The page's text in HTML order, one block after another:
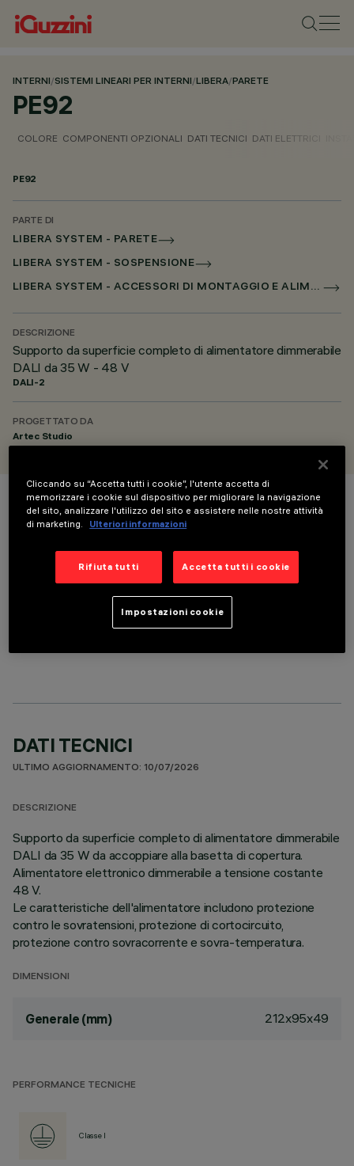
INTERNI/SISTEMI LINEARI PER INTERNI/LIBERA/PARETE
PE92
COLORE COMPONENTI OPZIONALI DATI TECNICI DATI ELETTRICI
PE92
PARTE DI
LIBERA SYSTEM - PARETE
LIBERA SYSTEM - SOSPENSIONE
LIBERA SYSTEM - ACCESSORI DI MONTAGGIO E ALIMENTAZIONE
DESCRIZIONE
Supporto da superficie completo di alimentatore dimmerabile
DALI da 35 W - 48 V
DALI-2
PROGETTATO DA
Artec Studio
COLORE
COMPONENTI OPZIONALI
DATI TECNICI
ULTIMO AGGIORNAMENTO: 10/07/2026
DESCRIZIONE
Supporto da superficie completo di alimentatore dimmerabile
DALI da 35 W da accoppiare alla basetta di copertura.
Alimentatore elettronico dimmerabile a tensione costante
48 V.
Le caratteristiche dell'alimentatore includono protezione
contro le sovratensioni, protezione di cortocircuito,
protezione contro sovracorrente e sovra-temperatura.
DIMENSIONI
Generale (mm) 212x95x49
PERFORMANCE TECNICHE
Classe I
Cliccando su “Accetta tutti i cookie”, l'utente accetta di
memorizzare i cookie sul dispositivo per migliorare la navigazione
del sito, analizzare l'utilizzo del sito e assistere nelle nostre attività
di marketing.
Ulteriori informazioni
Rifiuta tutti Accetta tutti i cookie
Impostazioni cookie